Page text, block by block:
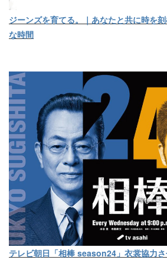
ジーンズを育てる。｜あなたと共に時を
な時間
テレビ朝日「相棒 season24」衣裳協力さ